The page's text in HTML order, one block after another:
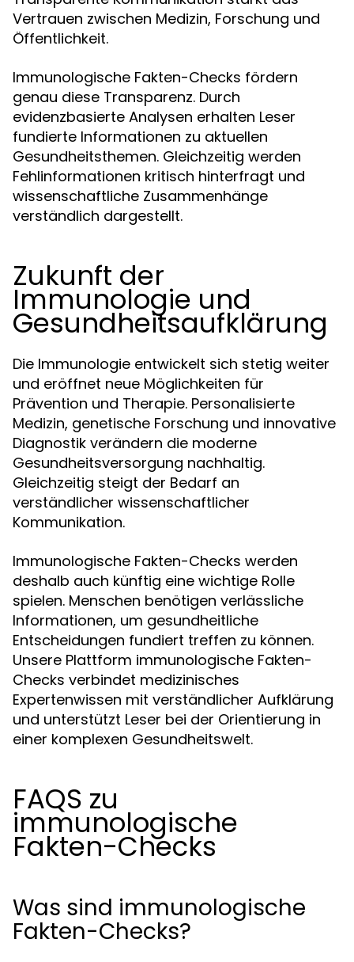
Vertrauen zwischen Medizin, Forschung und
Öffentlichkeit.
Immunologische Fakten-Checks fördern
genau diese Transparenz. Durch
evidenzbasierte Analysen erhalten Leser
fundierte Informationen zu aktuellen
Gesundheitsthemen. Gleichzeitig werden
Fehlinformationen kritisch hinterfragt und
wissenschaftliche Zusammenhänge
verständlich dargestellt.
Zukunft der
Immunologie und
Gesundheitsaufklärung
Die Immunologie entwickelt sich stetig weiter
und eröffnet neue Möglichkeiten für
Prävention und Therapie. Personalisierte
Medizin, genetische Forschung und innovative
Diagnostik verändern die moderne
Gesundheitsversorgung nachhaltig.
Gleichzeitig steigt der Bedarf an
verständlicher wissenschaftlicher
Kommunikation.
Immunologische Fakten-Checks werden
deshalb auch künftig eine wichtige Rolle
spielen. Menschen benötigen verlässliche
Informationen, um gesundheitliche
Entscheidungen fundiert treffen zu können.
Unsere Plattform immunologische Fakten-
Checks verbindet medizinisches
Expertenwissen mit verständlicher Aufklärung
und unterstützt Leser bei der Orientierung in
einer komplexen Gesundheitswelt.
FAQS zu
immunologische
Fakten-Checks
Was sind immunologische
Fakten-Checks?